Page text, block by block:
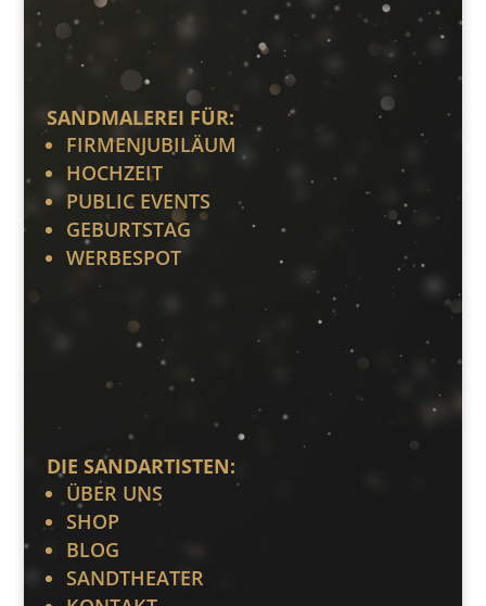
SANDMALEREI FÜR:
FIRMENJUBILÄUM
HOCHZEIT
PUBLIC EVENTS
GEBURTSTAG
WERBESPOT
DIE SANDARTISTEN:
ÜBER UNS
SHOP
BLOG
SANDTHEATER